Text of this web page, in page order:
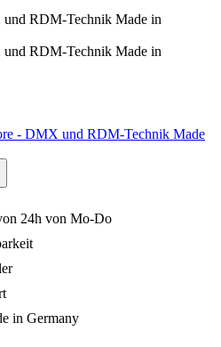
24h von Mo-Do
in Germany